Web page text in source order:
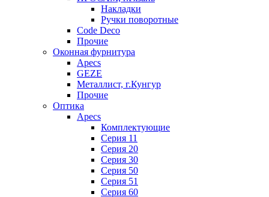
Накладки
Ручки поворотные
Code Deco
Прочие
Оконная фурнитура
Apecs
GEZE
Металлист, г.Кунгур
Прочие
Оптика
Apecs
Комплектующие
Серия 11
Серия 20
Серия 30
Серия 50
Серия 51
Серия 60